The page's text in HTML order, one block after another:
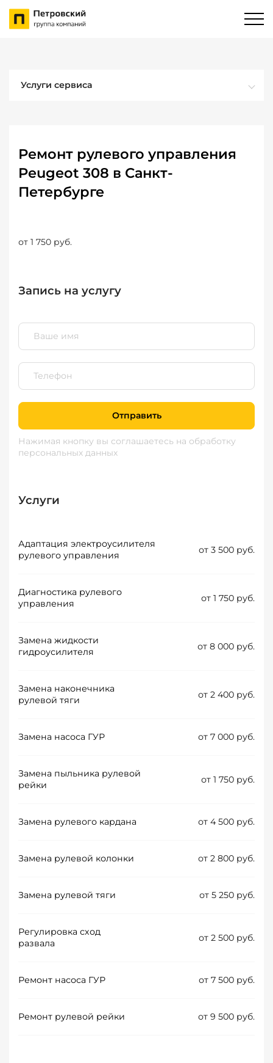
Услуги сервиса
Ремонт рулевого управления
Peugeot 308 в Санкт-
Петербурге
от 1 750 руб.
Запись на услугу
Отправить
Нажимая кнопку вы соглашаетесь на обработку
персональных данных
Услуги
Адаптация электроусилителя
рулевого управления
от 3 500 руб.
Диагностика рулевого
управления
от 1 750 руб.
Замена жидкости
гидроусилителя
от 8 000 руб.
Замена наконечника
рулевой тяги
от 2 400 руб.
Замена насоса ГУР от 7 000 руб.
Замена пыльника рулевой
рейки
от 1 750 руб.
Замена рулевого кардана от 4 500 руб.
Замена рулевой колонки от 2 800 руб.
Замена рулевой тяги от 5 250 руб.
Регулировка сход
развала
от 2 500 руб.
Ремонт насоса ГУР от 7 500 руб.
Ремонт рулевой рейки от 9 500 руб.